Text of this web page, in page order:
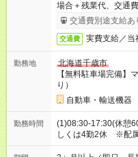
場合＋残業代、交通
交通費別途支給あ
交通費 実費支給／当
勤務地
北海道千歳市
【無料駐車場完備】
り）
自動車・輸送機器
勤務時間
(1)08:30-17:30(休憩
しくは4勤2休 ※配